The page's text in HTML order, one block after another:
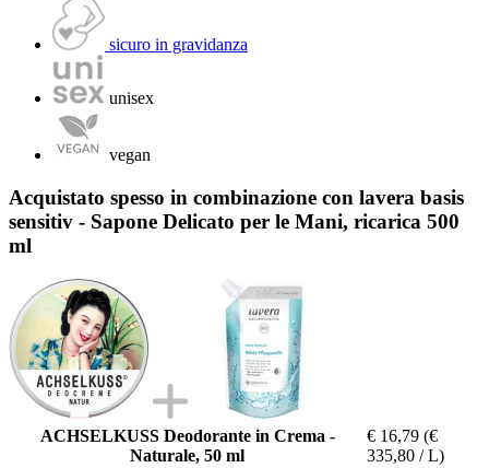
sicuro in gravidanza
unisex
vegan
Acquistato spesso in combinazione con lavera basis
sensitiv - Sapone Delicato per le Mani, ricarica 500
ml
ACHSELKUSS Deodorante in Crema -
Naturale, 50 ml
€ 16,79 (€
335,80 / L)